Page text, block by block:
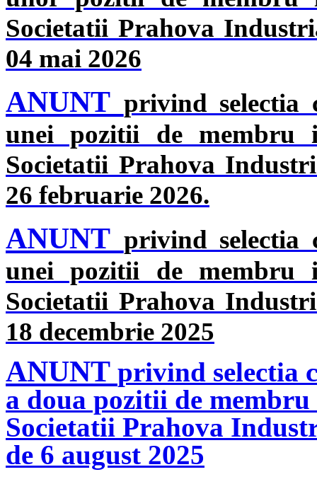
Societatii Prahova
04 mai 2026
ANUNT privind selectia
unei pozitii de membru
Societatii Prahova
26 februarie 2026.
ANUNT privind selectia
unei pozitii de membru
Societatii Prahova
18 decembrie 2025
ANUNT privind selectia
a doua pozitii de
Societatii Prahova
de 6 august 2025